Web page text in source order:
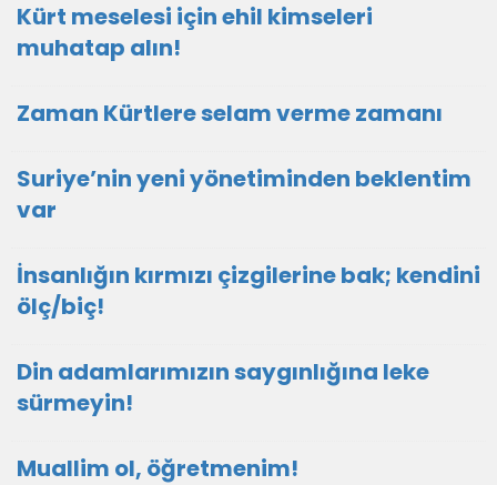
Kürt meselesi için ehil kimseleri
muhatap alın!
Zaman Kürtlere selam verme zamanı
Suriye’nin yeni yönetiminden beklentim
var
İnsanlığın kırmızı çizgilerine bak; kendini
ölç/biç!
Din adamlarımızın saygınlığına leke
sürmeyin!
Muallim ol, öğretmenim!